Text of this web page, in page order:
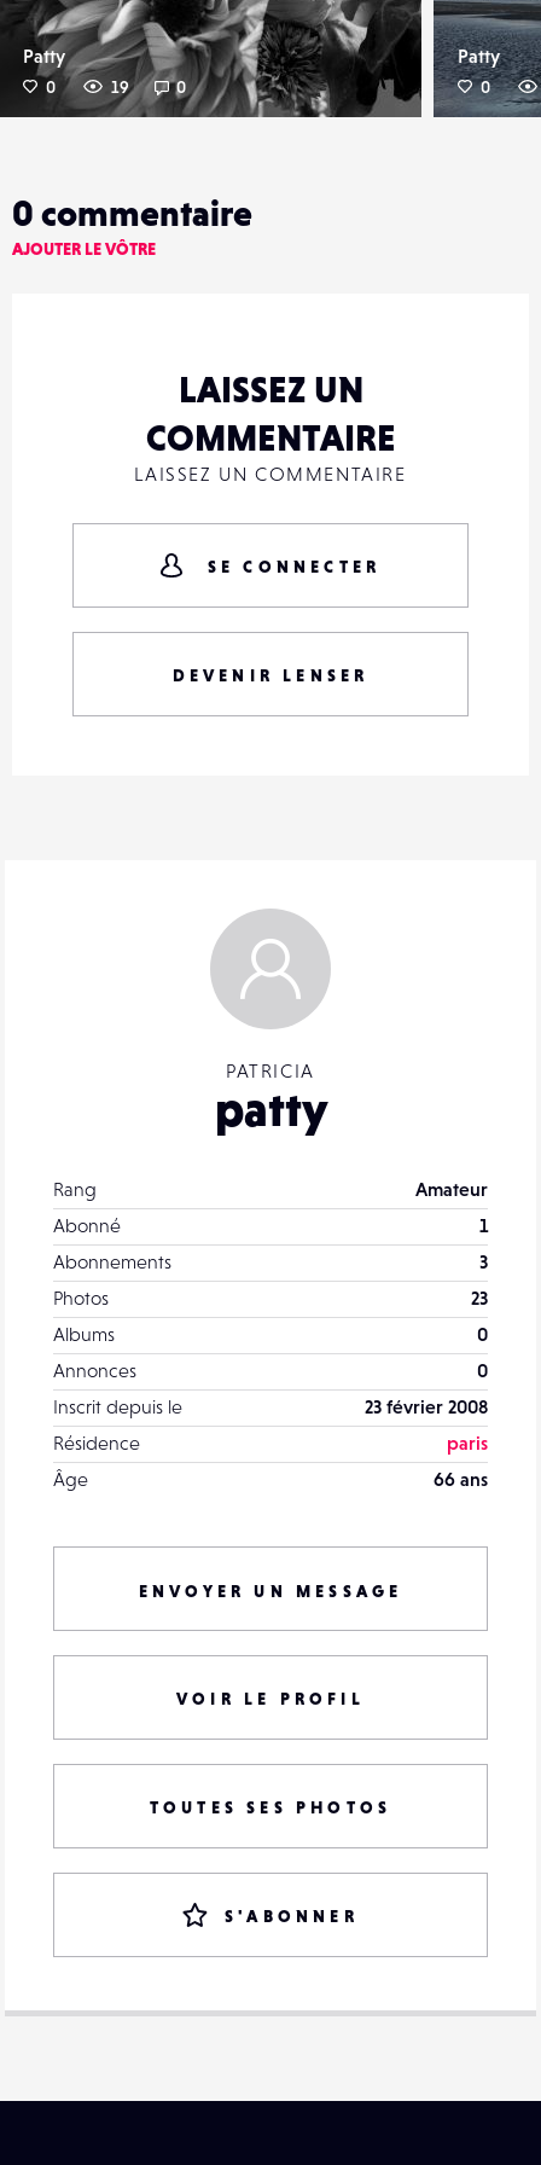
Patty
0 19 0
Patty
0
PATRICIA
patty
Rang
Amateur
Abonné
1
Abonnements
3
Photos
23
Albums
0
Annonces
0
Inscrit depuis le
23 février 2008
Résidence
paris
Âge
66 ans
ENVOYER UN MESSAGE
VOIR LE PROFIL
TOUTES SES PHOTOS
S'ABONNER
0 commentaire
AJOUTER LE VÔTRE
LAISSEZ UN
COMMENTAIRE
LAISSEZ UN COMMENTAIRE
SE CONNECTER
DEVENIR LENSER